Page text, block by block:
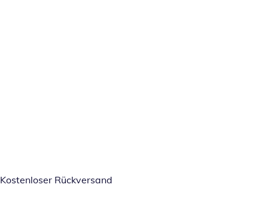
Kostenloser Rückversand